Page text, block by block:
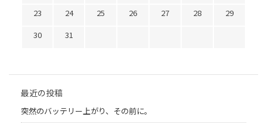
23
24 25 26 27 28
29
30
31
最近の投稿
突然のバッテリー上がり、その前に。